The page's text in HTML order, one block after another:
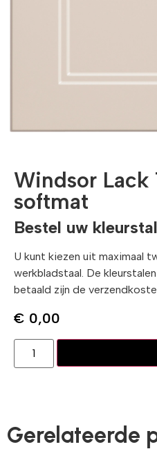
Windsor Lack
softmat
Bestel uw
U kunt kiezen uit maximaal
werkbladstaal. De
betaald zijn de
€ 0,00
Gerelateerde